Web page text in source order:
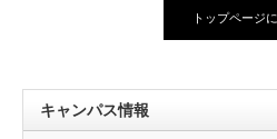
トップページ
キャンパス情報